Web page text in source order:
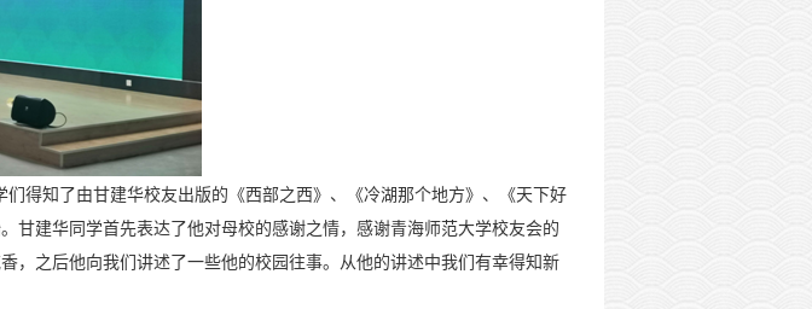
得知了由甘建华校友出版的《西部之西》、《冷湖那个地方》、《天下好
甘建华同学首先表达了他对母校的感谢之情，感谢青海师范大学校友会的
，之后他向我们讲述了一些他的校园往事。从他的讲述中我们有幸得知新